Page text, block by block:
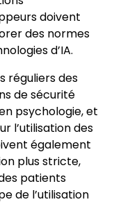
doivent
des normes
d’IA.
réguliers des
de sécurité
psychologie, et
l’utilisation des
également
plus stricte,
patients
de l’utilisation